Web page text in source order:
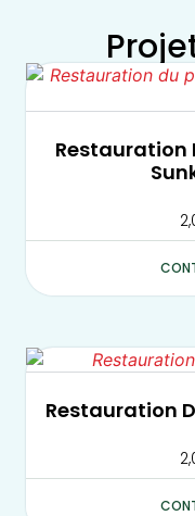
Restauration
Restauration